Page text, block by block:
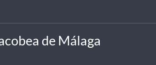
de Málaga